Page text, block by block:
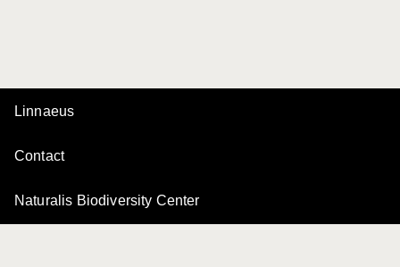
Linnaeus
Contact
Naturalis Biodiversity Center